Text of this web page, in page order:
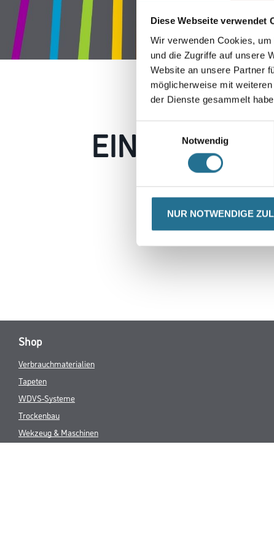
Diese Webseite verwendet
Wir verwenden Cookies,
und die Zugriffe auf unsere
Website an unsere Partner
möglicherweise mit
der Dienste gesammelt
Notwendig
NUR NOTWENDIGE
EIN KLEINER
Erkunden
Shop
Verbrauchmaterialien
Tapeten
WDVS-Systeme
Trockenbau
Wekzeug & Maschinen